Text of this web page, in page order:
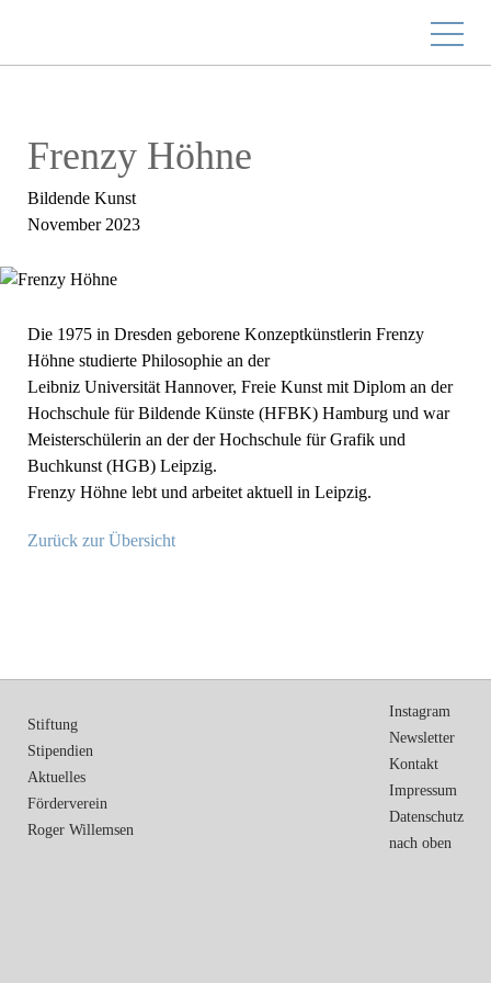
Frenzy Höhne
Bildende Kunst
November 2023
Die 1975 in Dresden geborene Konzeptkünstlerin Frenzy
Höhne studierte Philosophie an der
Leibniz Universität Hannover, Freie Kunst mit Diplom an der
Hochschule für Bildende Künste (HFBK) Hamburg und war
Meisterschülerin an der der Hochschule für Grafik und
Buchkunst (HGB) Leipzig.
Frenzy Höhne lebt und arbeitet aktuell in Leipzig.
Zurück zur Übersicht
Stiftung
Stipendien
Aktuelles
Förderverein
Roger Willemsen
Instagram
Newsletter
Kontakt
Impressum
Datenschutz
nach oben